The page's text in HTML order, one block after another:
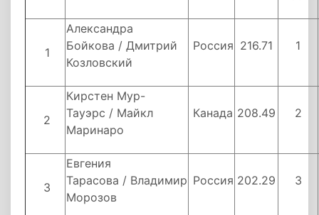
1
Александра
Бойкова / Дмитрий
Козловский
Россия 216.71 1
2
Кирстен Мур-
Тауэрс / Майкл
Маринаро
Канада 208.49 2
3
Евгения
Тарасова / Владимир
Морозов
Россия 202.29 3